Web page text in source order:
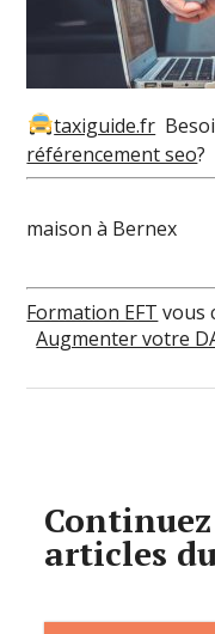
taxiguide.fr
référencement seo?
maison à Bernex
Formation EFT vous
Augmenter votre
articles